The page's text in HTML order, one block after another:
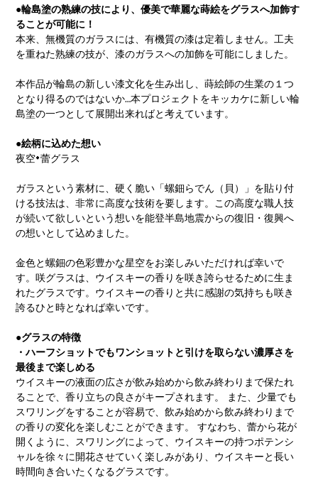
●輪島塗の熟練の技により、優美で華麗な蒔絵をグラスへ加飾す
ることが可能に！
本来、無機質のガラスには、有機質の漆は定着しません。工夫
を重ねた熟練の技が、漆のガラスへの加飾を可能にしました。
本作品が輪島の新しい漆文化を生み出し、蒔絵師の生業の１つ
となり得るのではないか…本プロジェクトをキッカケに新しい輪
島塗の一つとして展開出来ればと考えています。
●絵柄に込めた想い
夜空×蕾グラス
ガラスという素材に、硬く脆い「螺鈿らでん（貝）」を貼り付
ける技法は、非常に高度な技術を要します。この高度な職人技
が続いて欲しいという想いを能登半島地震からの復旧・復興へ
の想いとして込めました。
金色と螺鈿の色彩豊かな星空をお楽しみいただければ幸いで
す。咲グラスは、ウイスキーの香りを咲き誇らせるために生ま
れたグラスです。ウイスキーの香りと共に感謝の気持ちも咲き
誇るひと時となれば幸いです。
●グラスの特徴
・ハーフショットでもワンショットと引けを取らない濃厚さを
最後まで楽しめる
ウイスキーの液面の広さが飲み始めから飲み終わりまで保たれ
ることで、香り立ちの良さがキープされます。 また、少量でも
スワリングをすることが容易で、飲み始めから飲み終わりまで
の香りの変化を楽しむことができます。 すなわち、蕾から花が
開くように、スワリングによって、ウイスキーの持つポテンシ
ャルを徐々に開花させていく楽しみがあり、ウイスキーと長い
時間向き合いたくなるグラスです。